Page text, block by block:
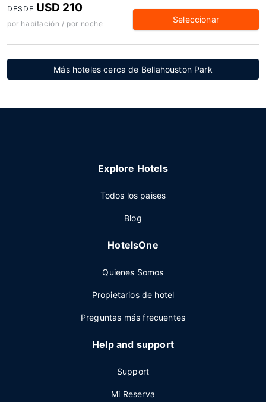
DESDE USD 210
por habitación / por noche Seleccionar
Más hoteles cerca de Bellahouston Park
Explore Hotels
Todos los paises
Blog
HotelsOne
Quienes Somos
Propietarios de hotel
Preguntas más frecuentes
Help and support
Support
Mi Reserva